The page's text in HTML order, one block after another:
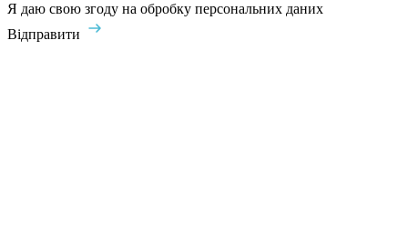
Я даю свою згоду на обробку персональних даних
Відправити